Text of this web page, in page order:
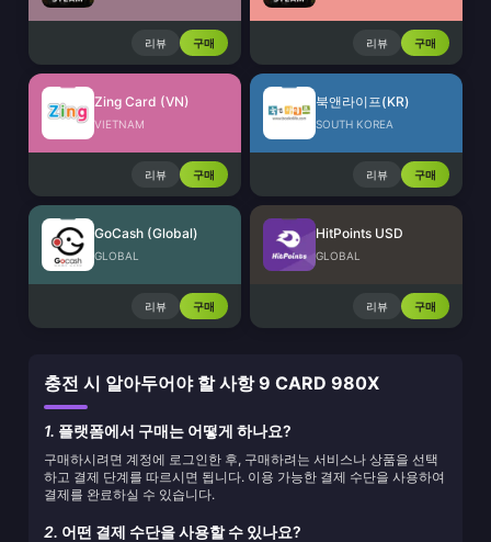
리뷰 구매 리뷰 구매
Zing Card (VN)
VIETNAM
리뷰 구매
북앤라이프(KR)
SOUTH KOREA
리뷰 구매
GoCash (Global)
GLOBAL
리뷰 구매
HitPoints USD
GLOBAL
리뷰 구매
충전 시 알아두어야 할 사항 9 CARD 980X
1. 플랫폼에서 구매는 어떻게 하나요?
구매하시려면 계정에 로그인한 후, 구매하려는 서비스나 상품을 선택
하고 결제 단계를 따르시면 됩니다. 이용 가능한 결제 수단을 사용하여
결제를 완료하실 수 있습니다.
2. 어떤 결제 수단을 사용할 수 있나요?